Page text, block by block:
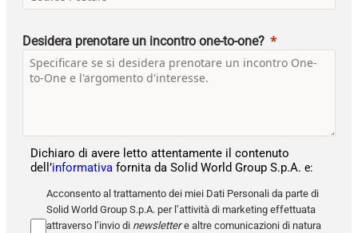
Desidera prenotare un incontro one-to-one?
Dichiaro di avere letto attentamente il contenuto
dell’informativa fornita da Solid World GroupS.p.A.e:
Acconsento al trattamento dei miei Dati Personali da parte di
Solid World Group S.p.A. per l’attività di marketing effettuata
attraverso l’invio di newslettere altre comunicazioni di natura